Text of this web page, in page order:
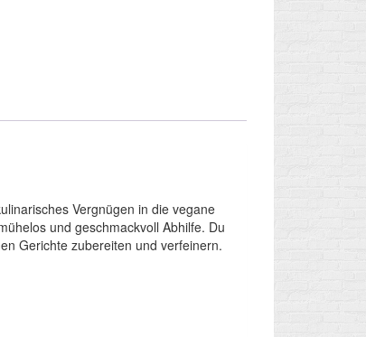
Vergnügen in die vegane
und geschmackvoll Abhilfe. Du
Gerichte zubereiten und verfeinern.